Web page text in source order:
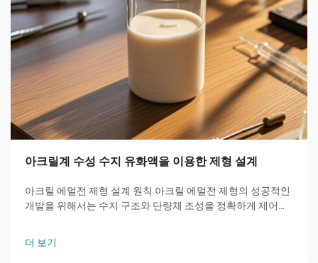
아크릴계 수성 수지 유화액을 이용한 제형 설계
아크릴 에멀전 제형 설계 원칙 아크릴 에멀전 제형의 성공적인
개발을 위해서는 수지 구조와 단량체 조성을 정확하게 제어해
최종 제품의 성능 특성에 직접적인 영향을 미친다.
더 보기